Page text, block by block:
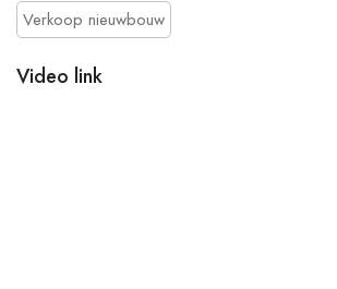
Verkoop nieuwbouw
Video link